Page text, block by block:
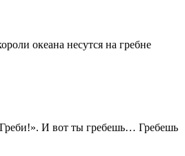
океана несутся на гребне
И вот ты гребешь… Гребешь